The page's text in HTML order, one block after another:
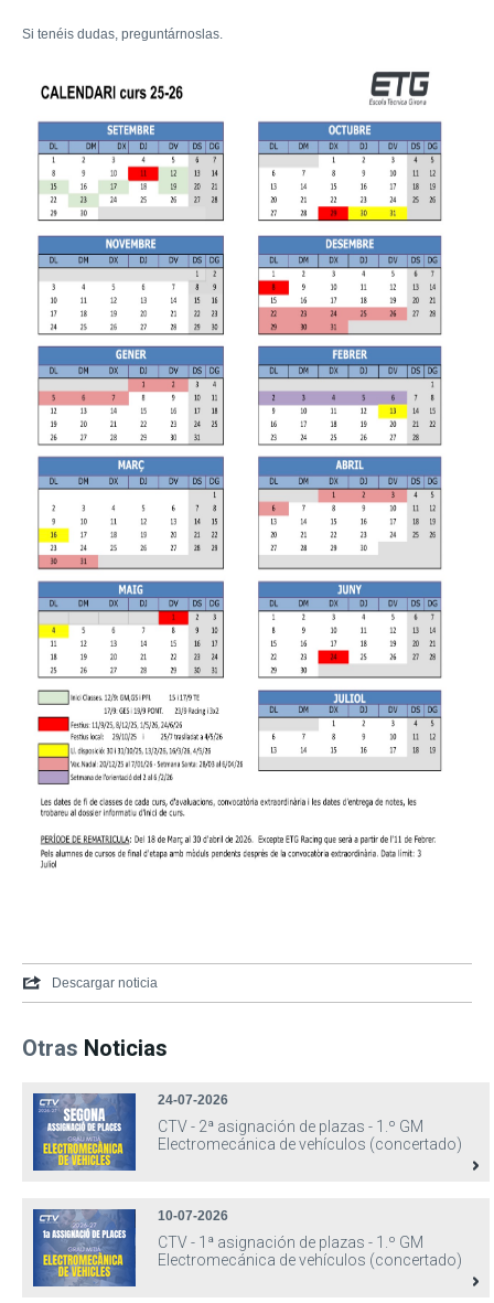
Si tenéis dudas, preguntárnoslas.
Descargar noticia
Otras Noticias
24-07-2026
CTV - 2ª asignación de plazas - 1.º GM
Electromecánica de vehículos (concertado)
10-07-2026
CTV - 1ª asignación de plazas - 1.º GM
Electromecánica de vehículos (concertado)